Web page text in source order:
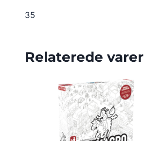
35
Relaterede varer